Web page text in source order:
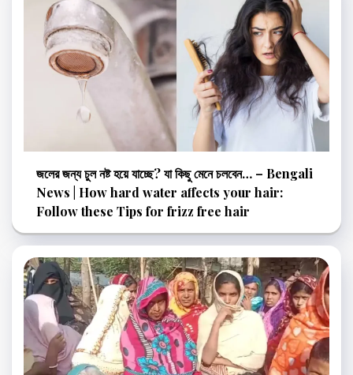
জলের জন্য চুল নষ্ট হয়ে যাচ্ছে? যা কিছু মেনে চলবেন… – Bengali
News | How hard water affects your hair:
Follow these Tips for frizz free hair